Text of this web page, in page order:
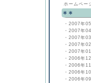
ホームペー
・ 2007年
・ 2007年
・ 2007年
・ 2007年
・ 2007年
・ 2006年
・ 2006年
・ 2006年
・ 2006年